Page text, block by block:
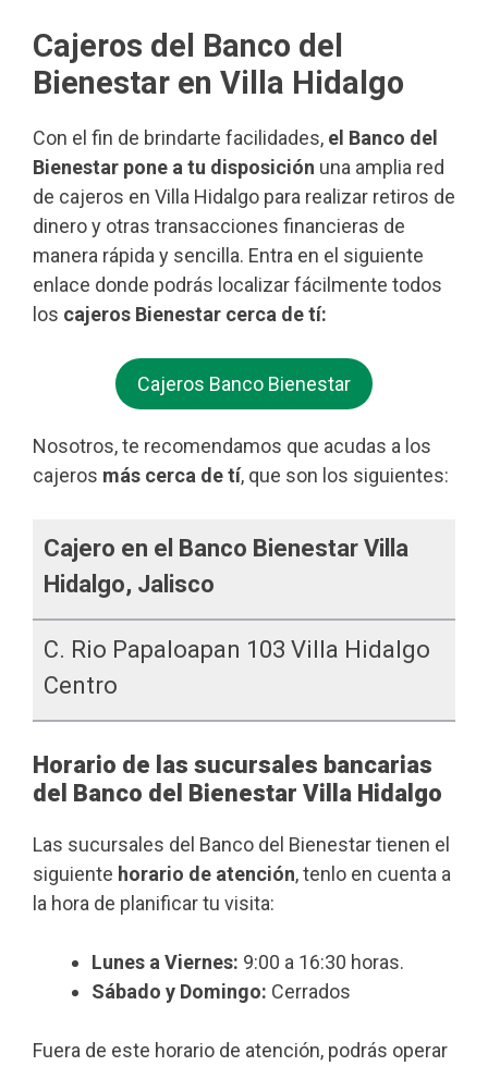
Cajeros del Banco del
Bienestar en Villa Hidalgo
Con el fin de brindarte facilidades, el Banco del
Bienestar pone a tu disposición una amplia red
de cajeros en Villa Hidalgo para realizar retiros de
dinero y otras transacciones financieras de
manera rápida y sencilla. Entra en el siguiente
enlace donde podrás localizar fácilmente todos
los cajeros Bienestar cerca de tí:
Cajeros Banco Bienestar
Nosotros, te recomendamos que acudas a los
cajeros más cerca de tí, que son los siguientes:
Cajero en el Banco Bienestar Villa
Hidalgo, Jalisco
C. Rio Papaloapan 103 Villa Hidalgo
Centro
Horario de las sucursales bancarias
del Banco del Bienestar Villa Hidalgo
Las sucursales del Banco del Bienestar tienen el
siguiente horario de atención, tenlo en cuenta a
la hora de planificar tu visita:
Lunes a Viernes: 9:00 a 16:30 horas.
Sábado y Domingo: Cerrados
Fuera de este horario de atención, podrás operar